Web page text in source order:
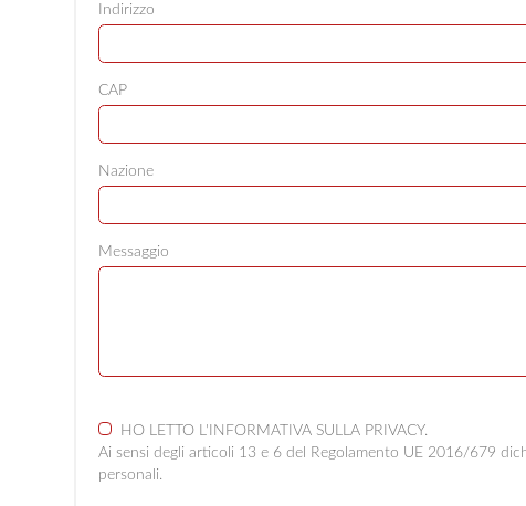
Indirizzo
CAP
Nazione
Messaggio
HO LETTO L'INFORMATIVA SULLA PRIVACY.
Ai sensi degli articoli 13 e 6 del Regolamento UE 2016/679
personali.